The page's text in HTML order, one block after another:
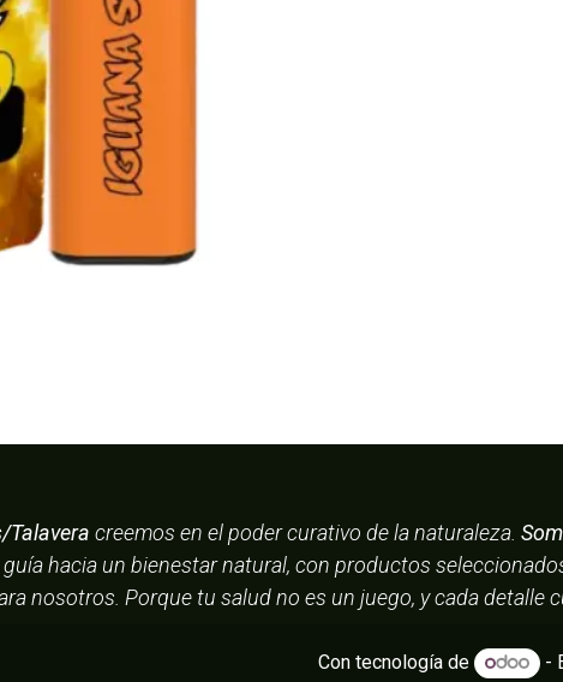
Talavera creemos en el poder curativo de la naturaleza.
hacia un bienestar natural, con productos
nosotros. Porque tu salud no es un juego, y cada detalle
Con tecnología de -